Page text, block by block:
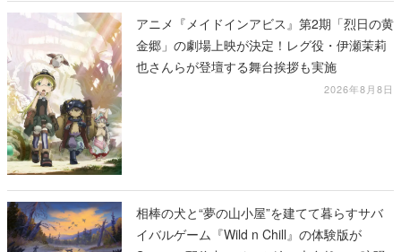
アニメ『メイドインアビス』第2期「烈日の黄
金郷」の劇場上映が決定！レグ役・伊瀬茉莉
也さんらが登壇する舞台挨拶も実施
2026年8月8日
相棒の犬と“夢の山小屋”を建てて暮らすサバ
イバルゲーム『Wild n Chill』の体験版が